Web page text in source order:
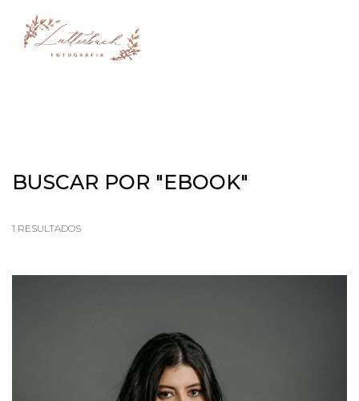
BUSCAR POR "EBOOK"
1 RESULTADOS